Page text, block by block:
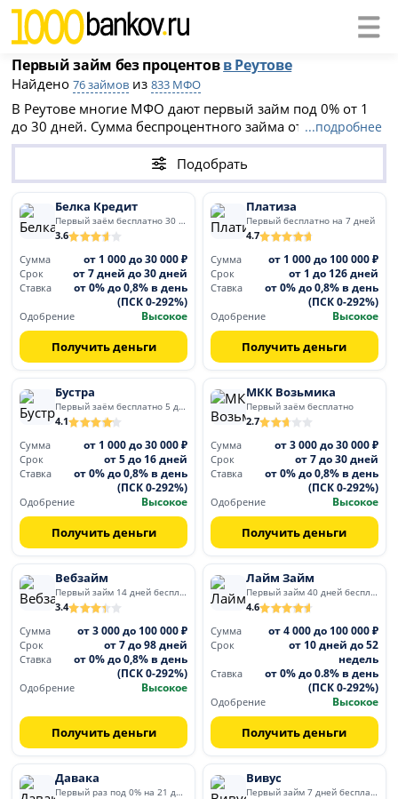
Первый займ без процентовв Реутове
Найдено76 займов из833 МФО
В Реутове многие МФО дают первый займ под 0% от 1
до 30 дней. Сумма беспроцентного займа от 100 до 30
000 рублей. После льготного периода ставки составляют
до 0.8% в день (ПСК до 292%). Оформите микрозайм без
переплат при первом обращении.
...подробнее
Подобрать
Белка Кредит
Первый заём бесплатно 30 дней
3.6
Сумма
от 1 000 до 30 000 ₽
Срок от 7 дней до 30 дней
Ставка
от 0% до 0,8% в день
(ПСК 0-292%)
Одобрение Высокое
Получить деньги
Платиза
Первый бесплатно на 7 дней
4.7
Сумма
от 1 000 до 100 000 ₽
Срок от 1 до 126 дней
Ставка
от 0% до 0,8% в день
(ПСК 0-292%)
Одобрение Высокое
Получить деньги
Бустра
Первый заём бесплатно 5 дней
4.1
Сумма
от 1 000 до 30 000 ₽
Срок от 5 до 16 дней
Ставка
от 0% до 0,8% в день
(ПСК 0-292%)
Одобрение Высокое
Получить деньги
МКК Возьмика
Первый заём бесплатно
2.7
Сумма
от 3 000 до 30 000 ₽
Срок от 7 до 30 дней
Ставка
от 0% до 0,8% в день
(ПСК 0-292%)
Одобрение Высокое
Получить деньги
Вебзайм
Первый займ 14 дней бесплатно
3.4
Сумма
от 3 000 до 100 000 ₽
Срок от 7 до 98 дней
Ставка
от 0% до 0,8% в день
(ПСК 0-292%)
Одобрение Высокое
Получить деньги
Лайм Займ
Первый займ 40 дней бесплатно
4.6
Сумма
от 4 000 до 100 000 ₽
Срок
от 10 дней до 52
недель
Ставка
от 0% до 0.8% в день
(ПСК 0-292%)
Одобрение Высокое
Получить деньги
Давака
Первый раз под 0% на 21 день
Вивус
Первый займ 7 дней бесплатно